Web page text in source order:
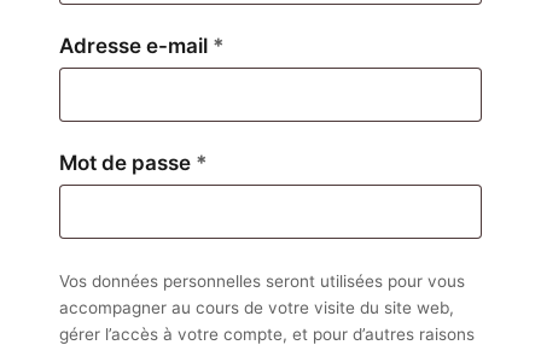
Adresse e-mail *
Mot de passe *
Vos données personnelles seront utilisées pour vous
accompagner au cours de votre visite du site web,
gérer l’accès à votre compte, et pour d’autres raisons